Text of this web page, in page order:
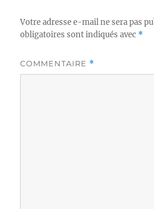
Votre adresse e-mail ne sera pas
obligatoires sont indiqués avec *
COMMENTAIRE *